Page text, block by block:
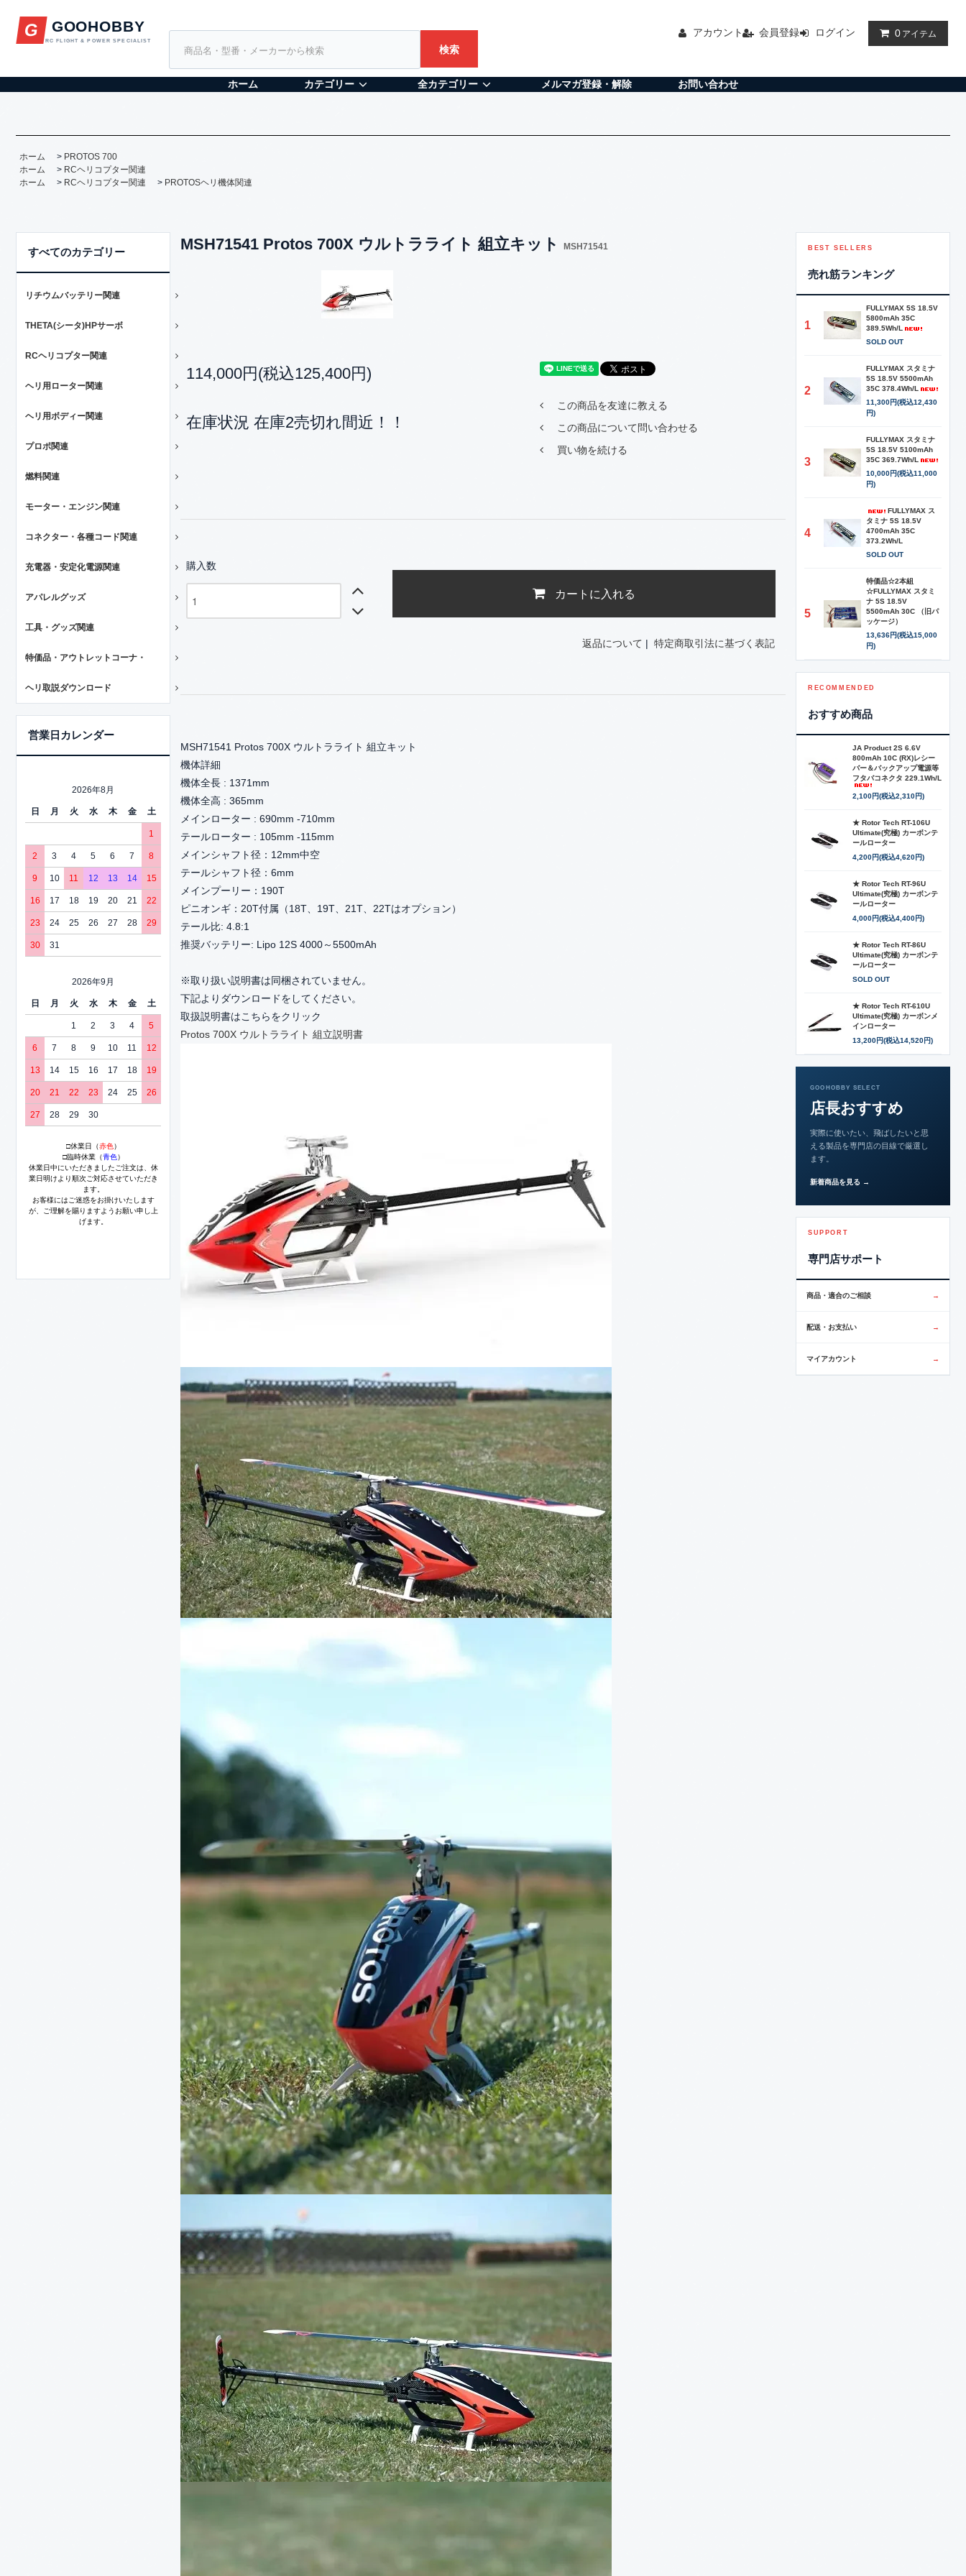
検索
アカウント 会員登録 ログイン 0 アイテム
G GOOHOBBY
RC FLIGHT & POWER SPECIALIST
ホーム カテゴリー 全カテゴリー メルマガ登録・解除 お問い合わせ
ホーム > PROTOS 700
ホーム
> RCヘリコプター関連
ホーム
> RCヘリコプター関連 > PROTOSヘリ機体関連
すべてのカテゴリー
リチウムバッテリー関連
THETA(シータ)HPサーボ
RCヘリコプター関連
ヘリ用ローター関連
ヘリ用ボディー関連
プロポ関連
燃料関連
モーター・エンジン関連
コネクター・各種コード関連
充電器・安定化電源関連
アパレルグッズ
工具・グッズ関連
特価品・アウトレットコーナ・
ヘリ取説ダウンロード
営業日カレンダー
2026年8月
日 月 火 水 木 金 土
1
2 3 4 5 6 7 8
9 10 11 12 13 14 15
16 17 18 19 20 21 22
23 24 25 26 27 28 29
30 31
2026年9月
日 月 火 水 木 金 土
1 2 3 4 5
6 7 8 9 10 11 12
13 14 15 16 17 18 19
20 21 22 23 24 25 26
27 28 29 30
□休業日（赤色）
□臨時休業（青色）
休業日中にいただきましたご注文は、休
業日明けより順次ご対応させていただき
ます。
お客様にはご迷惑をお掛けいたします
が、ご理解を賜りますようお願い申し上
げます。
MSH71541 Protos 700X ウルトラライト 組立キット MSH71541
114,000円(税込125,400円)
在庫状況 在庫2売切れ間近！！
この商品を友達に教える
この商品について問い合わせる
買い物を続ける
購入数
カートに入れる
返品について | 特定商取引法に基づく表記
MSH71541 Protos 700X ウルトラライト 組立キット
機体詳細
機体全長 : 1371mm
機体全高 : 365mm
メインローター : 690mm -710mm
テールローター : 105mm -115mm
メインシャフト径：12mm中空
テールシャフト径：6mm
メインプーリー：190T
ピニオンギ：20T付属（18T、19T、21T、22Tはオプション）
テール比: 4.8:1
推奨バッテリー: Lipo 12S 4000～5500mAh
※取り扱い説明書は同梱されていません。
下記よりダウンロードをしてください。
取扱説明書はこちらをクリック
Protos 700X ウルトラライト 組立説明書
BEST SELLERS
売れ筋ランキング
1
FULLYMAX 5S 18.5V
5800mAh 35C
389.5Wh/L
SOLD OUT
2
FULLYMAX スタミナ
5S 18.5V 5500mAh
35C 378.4Wh/L
11,300円(税込12,430
円)
3
FULLYMAX スタミナ
5S 18.5V 5100mAh
35C 369.7Wh/L
10,000円(税込11,000
円)
4
FULLYMAX ス
タミナ 5S 18.5V
4700mAh 35C
373.2Wh/L
SOLD OUT
5
特価品☆2本組
☆FULLYMAX スタミ
ナ 5S 18.5V
5500mAh 30C （旧パ
ッケージ）
13,636円(税込15,000
円)
RECOMMENDED
おすすめ商品
JA Product 2S 6.6V
800mAh 10C (RX)レシー
バー＆バックアップ電源等
フタバコネクタ 229.1Wh/L
2,100円(税込2,310円)
★ Rotor Tech RT-106U
Ultimate(究極) カーボンテ
ールローター
4,200円(税込4,620円)
★ Rotor Tech RT-96U
Ultimate(究極) カーボンテ
ールローター
4,000円(税込4,400円)
★ Rotor Tech RT-86U
Ultimate(究極) カーボンテ
ールローター
SOLD OUT
★ Rotor Tech RT-610U
Ultimate(究極) カーボンメ
インローター
13,200円(税込14,520円)
GOOHOBBY SELECT
店長おすすめ
実際に使いたい、飛ばしたいと思
える製品を専門店の目線で厳選し
ます。
新着商品を見る →
SUPPORT
専門店サポート
商品・適合のご相談 →
配送・お支払い →
マイアカウント →